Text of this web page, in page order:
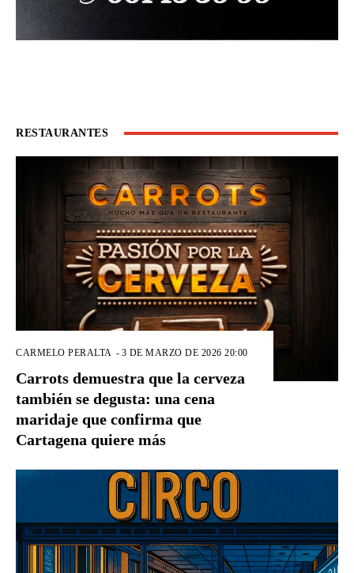
RESTAURANTES
CARMELO PERALTA - 3 DE MARZO DE 2026 20:00
Carrots demuestra que la cerveza
también se degusta: una cena
maridaje que confirma que
Cartagena quiere más